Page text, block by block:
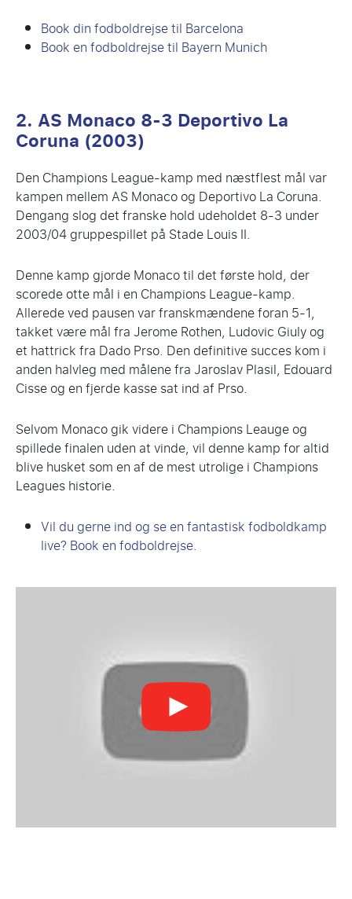
Book din fodboldrejse til Barcelona
Book en fodboldrejse til Bayern Munich
2. AS Monaco 8-3 Deportivo La
Coruna (2003)
Den Champions League-kamp med næstflest mål var
kampen mellem AS Monaco og Deportivo La Coruna.
Dengang slog det franske hold udeholdet 8-3 under
2003/04 gruppespillet på Stade Louis II.
Denne kamp gjorde Monaco til det første hold, der
scorede otte mål i en Champions League-kamp.
Allerede ved pausen var franskmændene foran 5-1,
takket være mål fra Jerome Rothen, Ludovic Giuly og
et hattrick fra Dado Prso. Den definitive succes kom i
anden halvleg med målene fra Jaroslav Plasil, Edouard
Cisse og en fjerde kasse sat ind af Prso.
Selvom Monaco gik videre i Champions Leauge og
spillede finalen uden at vinde, vil denne kamp for altid
blive husket som en af ​​de mest utrolige i Champions
Leagues historie.
Vil du gerne ind og se en fantastisk fodboldkamp
live? Book en fodboldrejse.